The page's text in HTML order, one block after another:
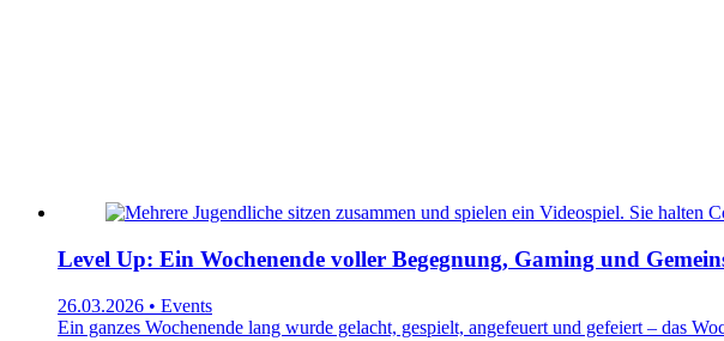
Level Up: Ein Wochenende voller Begegnung, Gaming und
26.03.2026 • Events
Ein ganzes Wochenende lang wurde gelacht, gespielt, angefeuert und gefeiert – das